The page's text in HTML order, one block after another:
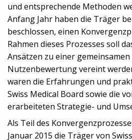
und entsprechende Methoden
Anfang Jahr haben die Träger
beschlossen, einen
Rahmen dieses Prozesses soll
Ansätzen zu einer
Nutzenbewertung vereint
waren die Erfahrungen und
Swiss Medical Board sowie die
erarbeiteten Strategie- und
Als Teil des
Januar 2015 die Träger von